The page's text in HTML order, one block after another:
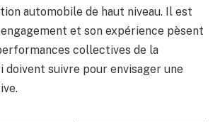
automobile de haut niveau. Il est
et son expérience pèsent
collectives de la
doivent suivre pour envisager une